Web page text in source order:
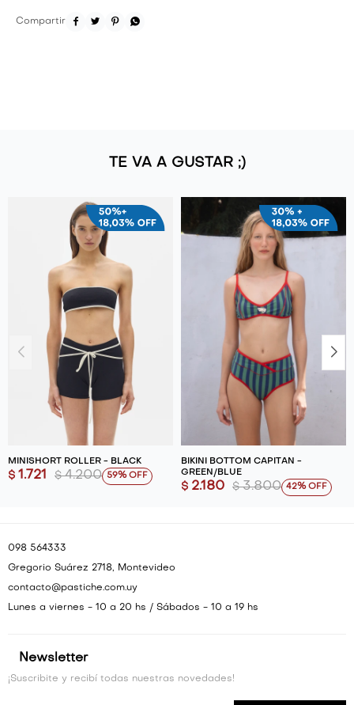
   
TE VA A GUSTAR ;)
MINISHORT ROLLER - BLACK
$ 1.721 $ 4.200 59
BIKINI BOTTOM CAPITAN -
GREEN/BLUE
$ 2.180 $ 3.800 42
Newsletter
¡Suscribite y recibí todas nuestras novedades!
098 564333
Gregorio Suárez 2718, Montevideo
contacto@pastiche.com.uy
Lunes a viernes - 10 a 20 hs / Sábados - 10 a 19 hs